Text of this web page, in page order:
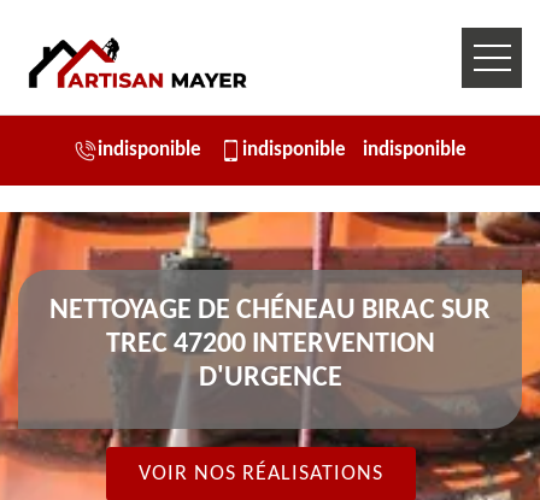
indisponible indisponible indisponible
NETTOYAGE DE CHÉNEAU BIRAC SUR
TREC 47200 INTERVENTION
D'URGENCE
VOIR NOS RÉALISATIONS